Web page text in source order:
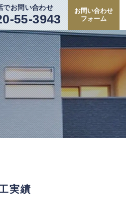
でお問い合わせ
55-3943
お問い合わせ
フォーム
実績